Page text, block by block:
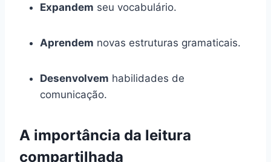
Expandem seu vocabulário.
Aprendem novas estruturas gramaticais.
Desenvolvem habilidades de
comunicação.
A importância da leitura
compartilhada